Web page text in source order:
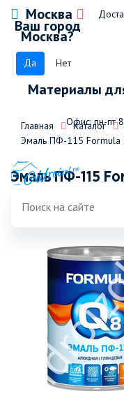
Москва
Ваш город
Москва?
Да Нет
Материалы
Офис: пн-пт
Главная Каталог
Эмаль ПФ-115 Formula
Эмаль ПФ-115